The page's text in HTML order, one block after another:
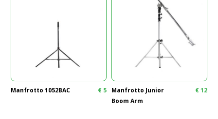
Manfrotto 1052BAC € 5
Manfrotto Junior
Boom Arm
€12